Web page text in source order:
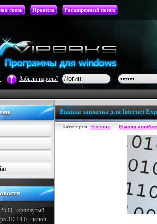
связь Правила Расширенный поиск
Забыли пароль?
- крякнутый
3D 14.0 + ключ
Вышла заплатка для Internet
Категория: Всячина Нашли